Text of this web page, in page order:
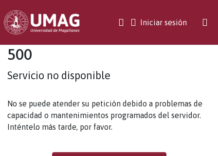
Iniciar sesión(current)
500
Servicio no disponible
No se puede atender su petición debido a problemas de
capacidad o mantenimientos programados del servidor.
Inténtelo más tarde, por favor.